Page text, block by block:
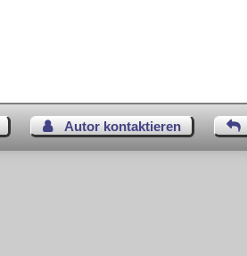
Autor kontaktieren